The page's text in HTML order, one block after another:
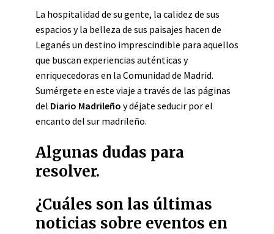
La hospitalidad de su gente, la calidez de sus
espacios y la belleza de sus paisajes hacen de
Leganés un destino imprescindible para aquellos
que buscan experiencias auténticas y
enriquecedoras en la Comunidad de Madrid.
Sumérgete en este viaje a través de las páginas
del Diario Madrileño y déjate seducir por el
encanto del sur madrileño.
Algunas dudas para
resolver.
¿Cuáles son las últimas
noticias sobre eventos en